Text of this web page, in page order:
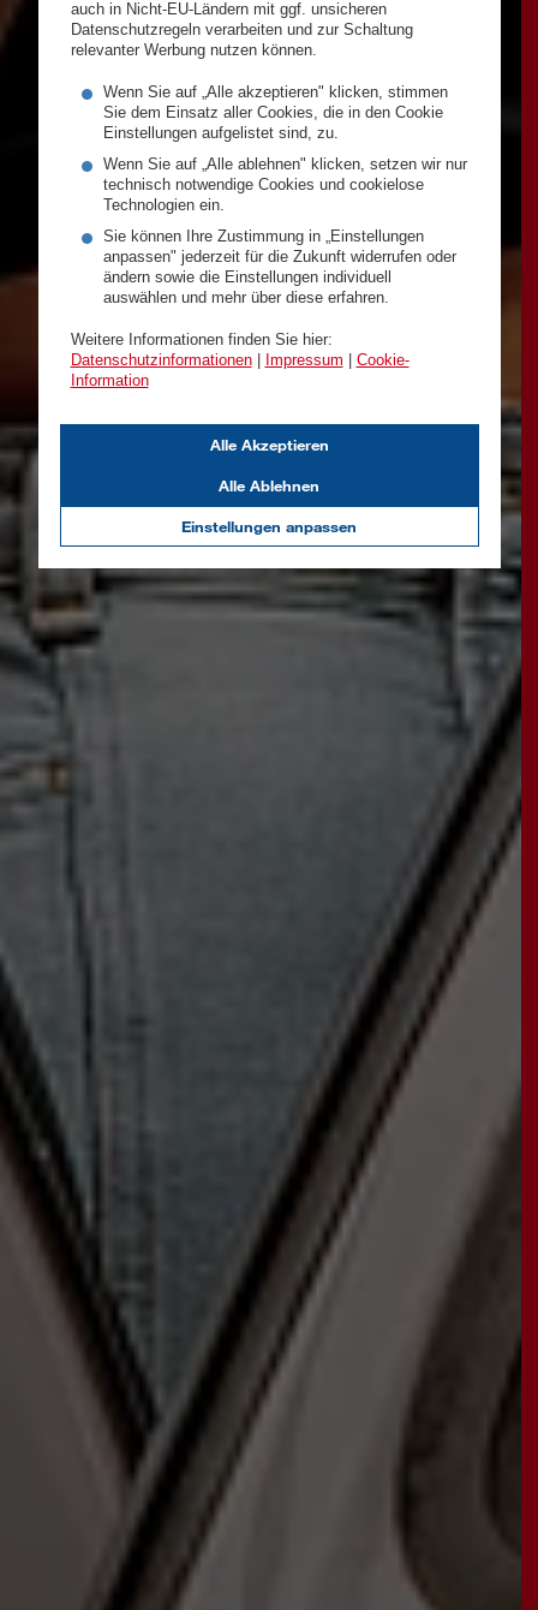
auch in Nicht-EU-Ländern mit ggf. unsicheren
Datenschutzregeln verarbeiten und zur Schaltung
relevanter Werbung nutzen können.
Wenn Sie auf „Alle akzeptieren" klicken, stimmen
Sie dem Einsatz aller Cookies, die in den Cookie
Einstellungen aufgelistet sind, zu.
Wenn Sie auf „Alle ablehnen" klicken, setzen wir nur
technisch notwendige Cookies und cookielose
Technologien ein.
Sie können Ihre Zustimmung in „Einstellungen
anpassen" jederzeit für die Zukunft widerrufen oder
ändern sowie die Einstellungen individuell
auswählen und mehr über diese erfahren.
Weitere Informationen finden Sie hier:
Datenschutzinformationen| Impressum
Cookie-
Information
Einstellungen anpassen
Alle Ablehnen
Alle Akzeptieren